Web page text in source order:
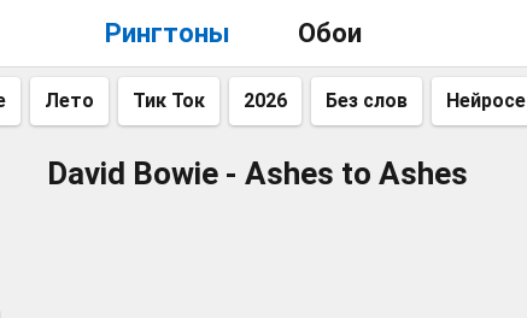
Рингтоны Обои
Лето Тик Ток 2026 Без слов
David Bowie - Ashes to Ashes